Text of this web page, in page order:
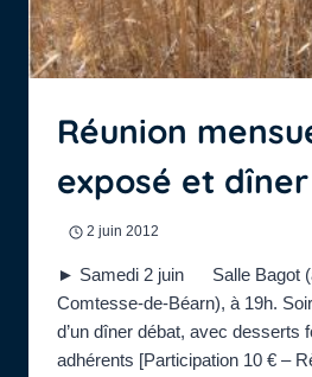
Réunion
exposé et
2 juin 2012
► Samedi 2 juin Salle Bagot
Comtesse-de-Béarn), à 19h.
d’un dîner débat, avec desserts
adhérents [Participation 10 € –